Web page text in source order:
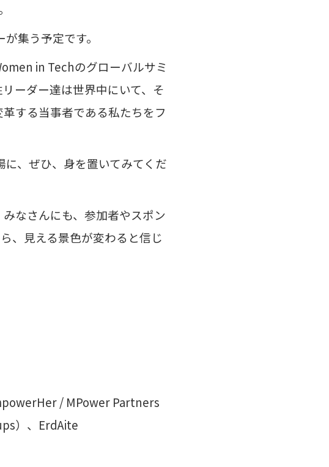
集う予定です。
in Techのグローバルサミ
ーダー達は世界中にいて、そ
する当事者である私たちをフ
、ぜひ、身を置いてみてくだ
なさんにも、参加者やスポン
、見える景色が変わると信じ
/ MPower Partners
）、ErdAite